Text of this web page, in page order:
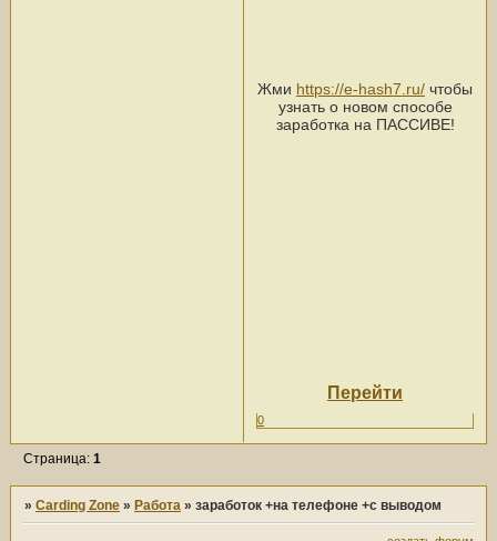
Жми https://e-hash7.ru/ чтобы
узнать о новом способе
заработка на ПАССИВЕ!
Перейти
0
Страница:1
»Carding Zone » Работа »заработок +на телефоне +с выводом